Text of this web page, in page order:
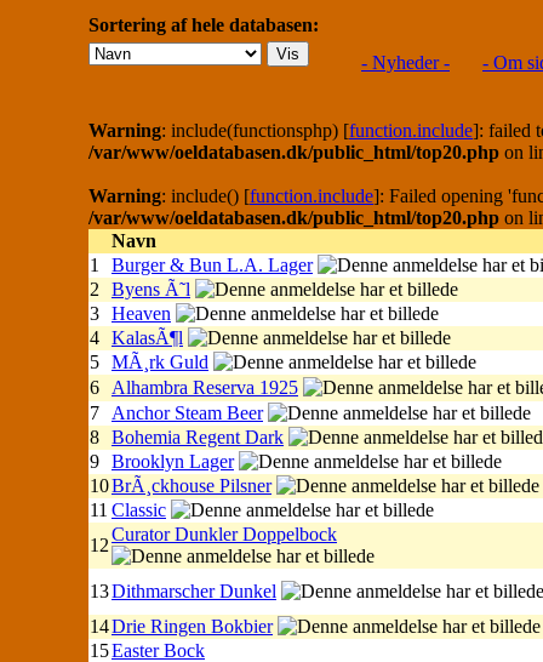
Sortering af hele databasen:
- Nyheder -
- Om
Warning: include(functionsphp) [function.include]: failed
/var/www/oeldatabasen.dk/public_html/top20.php on
Warning: include() [function.include]: Failed opening
/var/www/oeldatabasen.dk/public_html/top20.php on
Navn
1
Burger & Bun L.A. Lager
2
Byens Ã˜l
3 Heaven
4 KalasÃ¶l
5 MÃ¸rk Guld
6
Alhambra Reserva 1925
7
Anchor Steam Beer
8 Bohemia Regent Dark
9 Brooklyn Lager
10BrÃ¸ckhouse Pilsner
11 Classic
12
Curator Dunkler Doppelbock
13Dithmarscher Dunkel
14Drie Ringen Bokbier
15Easter Bock